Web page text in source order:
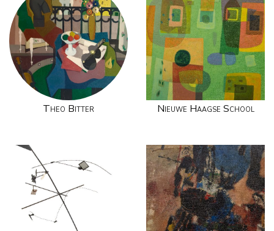
Theo Bitter Nieuwe Haagse School